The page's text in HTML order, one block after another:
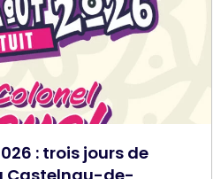
: trois jours de